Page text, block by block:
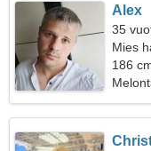
Alex
35
Mies
186